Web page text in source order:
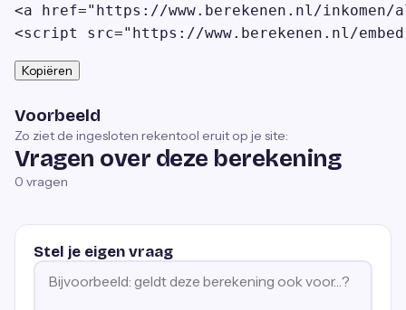
<a href="https://www.berekenen.nl/inkomen/
<script src="https://www.berekenen.nl/
Kopiëren
Voorbeeld
Zo ziet de ingesloten rekentool eruit op je site:
Vragen over deze berekening
0 vragen
Stel je eigen vraag